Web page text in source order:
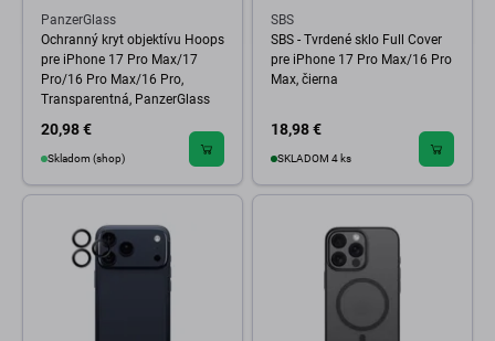
PanzerGlass
Ochranný kryt objektívu Hoops
pre iPhone 17 Pro Max/17
Pro/16 Pro Max/16 Pro,
Transparentná, PanzerGlass
20,98 €
Skladom (shop)
SBS
SBS - Tvrdené sklo Full Cover
pre iPhone 17 Pro Max/16 Pro
Max, čierna
18,98 €
SKLADOM 4 ks